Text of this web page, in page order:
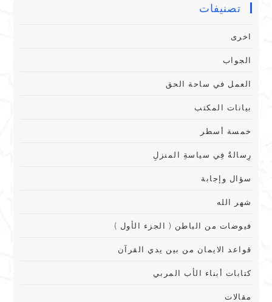
تصنيفات
اخرى
الجواب
العمل في ساحة الحق
بيانات المكتب
خمسة أسطر
رِسالةٌ فِي سياسةِ المنزلِ
سؤال وإجابة
شهر الله
فيوضات من الباطن ( الجزء الأول )
قواعد الايمان من بين يدي القرآن
كتابات أبناء الأب المربي
مقالات